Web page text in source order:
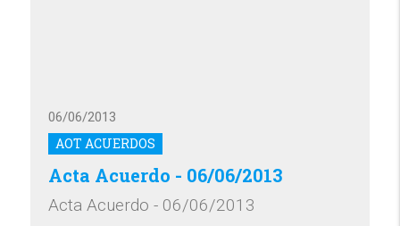
AOT ACUERDOS
06/06/2013
Acta Acuerdo - 06/06/2013
Acta Acuerdo - 06/06/2013